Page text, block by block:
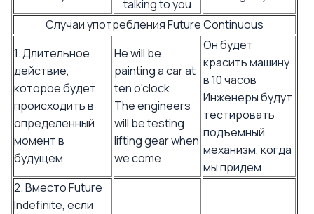
talking to you
Случаи употребления Future Continuous
1. Длительное
действие,
которое будет
происходить в
определенный
момент в
будущем
He will be
painting a car at
ten o'clock
The engineers
will be testing
lifting gear when
we come
Он будет
красить машину
в 10 часов
Инженеры будут
тестировать
подъемный
механизм, когда
мы придем
2. Вместо Future
Indefinite, если